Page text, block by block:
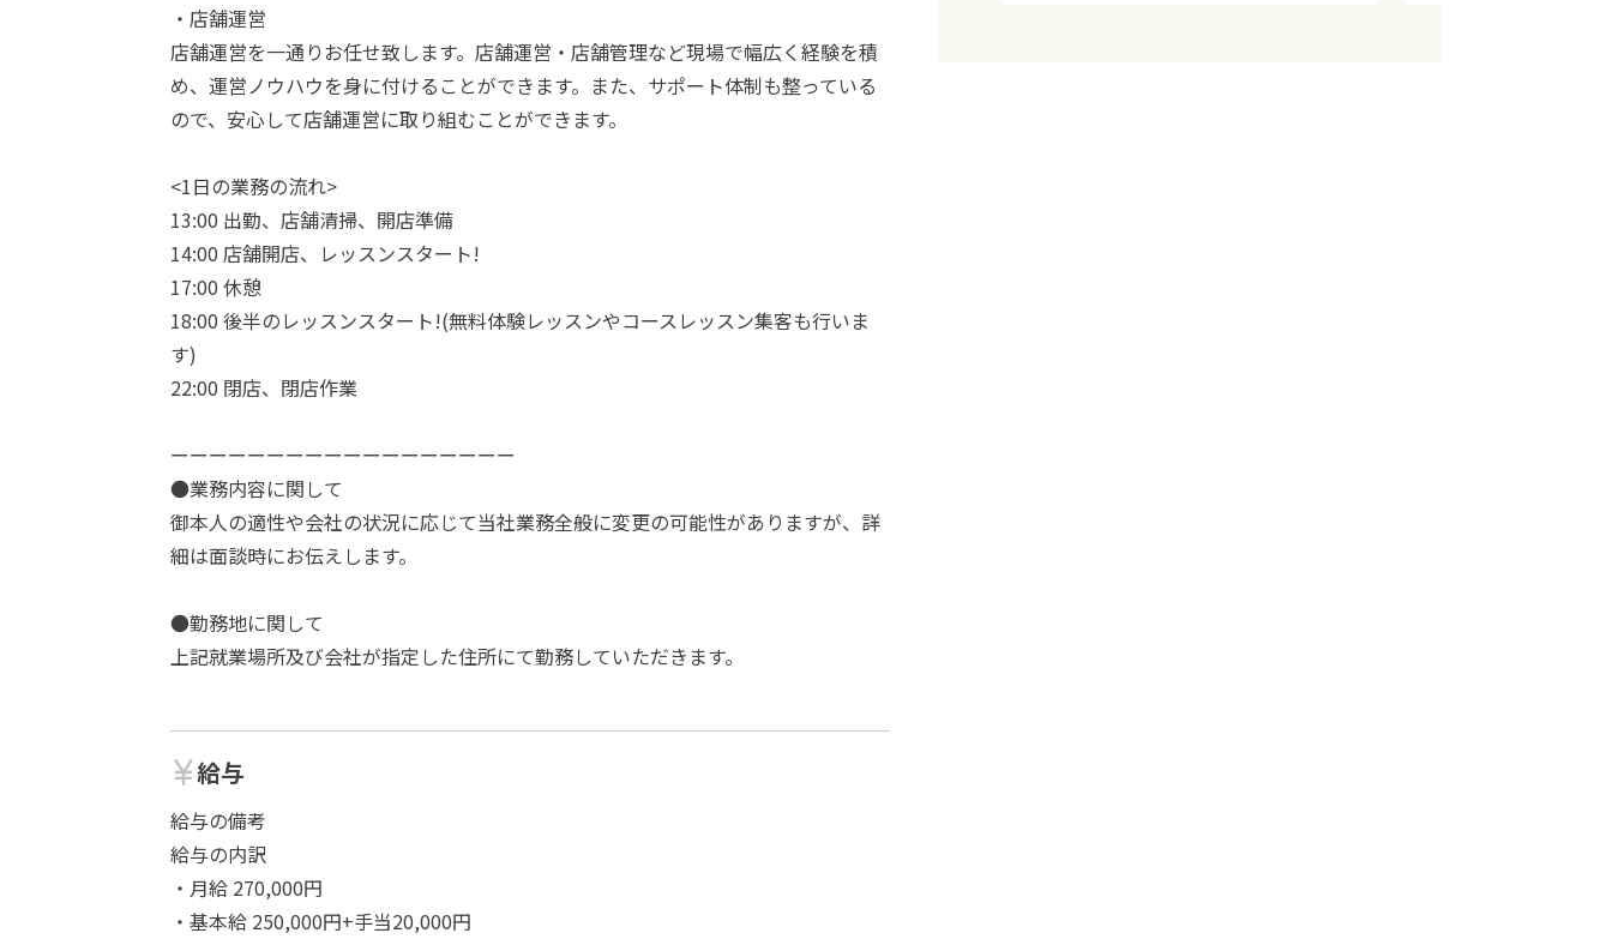
・店舗運営
店舗運営を一通りお任せ致します。店舗運営・店舗管理など現場で幅広く経験を積
め、運営ノウハウを身に付けることができます。また、サポート体制も整っている
ので、安心して店舗運営に取り組むことができます。
<1日の業務の流れ>
13:00 出勤、店舗清掃、開店準備
14:00 店舗開店、レッスンスタート!
17:00 休憩
18:00 後半のレッスンスタート!(無料体験レッスンやコースレッスン集客も行いま
す)
22:00 閉店、閉店作業
ーーーーーーーーーーーーーーーーーー
●業務内容に関して
御本人の適性や会社の状況に応じて当社業務全般に変更の可能性がありますが、詳
細は面談時にお伝えします。
●勤務地に関して
上記就業場所及び会社が指定した住所にて勤務していただきます。
給与
給与の備考
給与の内訳
・月給 270,000円
・基本給 250,000円+手当20,000円